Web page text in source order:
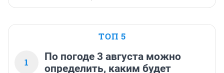
ТОП 5
1
По погоде 3 августа можно
определить, каким будет